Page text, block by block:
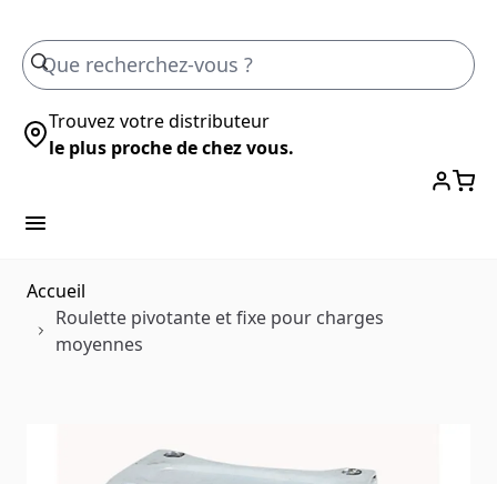
Trouvez votre distributeur
le plus proche de chez vous.
Accueil
Roulette pivotante et fixe pour charges
moyennes